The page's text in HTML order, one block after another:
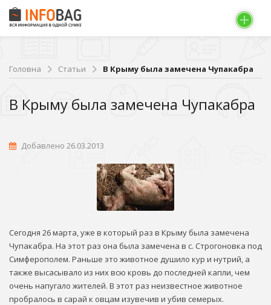
Головна Статьи В Крыму была замечена Чупакабра
В Крыму была замечена Чупакабра
Добавлено 26.03.2013
Сегодня 26 марта, уже в который раз в Крыму была замечена
Чупакабра. На этот раз она была замечена в с. Строгоновка под
Симферополем. Раньше это животное душило кур и нутрий, а
также высасывало из них всю кровь до последней капли, чем
очень напугало жителей. В этот раз неизвестное животное
пробралось в сарай к овцам изувечив и убив семерых.